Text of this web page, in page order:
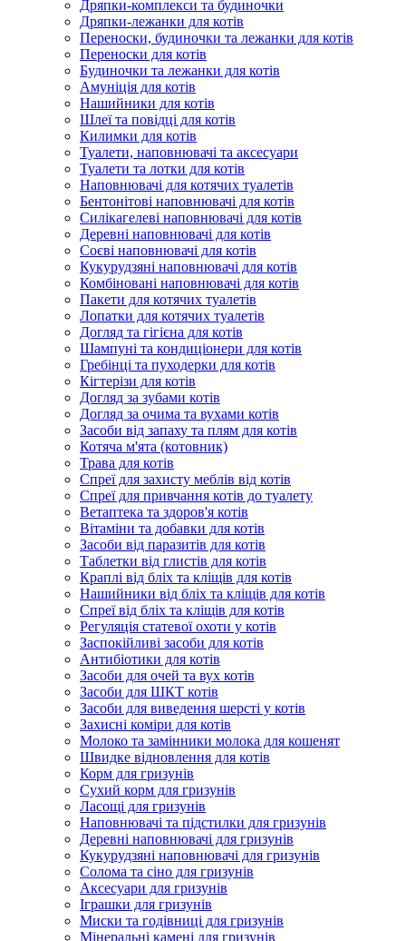
Дряпки-комплекси та будиночки
Дряпки-лежанки для котів
Переноски, будиночки та лежанки для котів
Переноски для котів
Будиночки та лежанки для котів
Амуніція для котів
Нашийники для котів
Шлеї та повідці для котів
Килимки для котів
Туалети, наповнювачі та аксесуари
Туалети та лотки для котів
Наповнювачі для котячих туалетів
Бентонітові наповнювачі для котів
Силікагелеві наповнювачі для котів
Деревні наповнювачі для котів
Соєві наповнювачі для котів
Кукурудзяні наповнювачі для котів
Комбіновані наповнювачі для котів
Пакети для котячих туалетів
Лопатки для котячих туалетів
Догляд та гігієна для котів
Шампуні та кондиціонери для котів
Гребінці та пуходерки для котів
Кігтерізи для котів
Догляд за зубами котів
Догляд за очима та вухами котів
Засоби від запаху та плям для котів
Котяча м'ята (котовник)
Трава для котів
Спреї для захисту меблів від котів
Спреї для привчання котів до туалету
Ветаптека та здоров'я котів
Вітаміни та добавки для котів
Засоби від паразитів для котів
Таблетки від глистів для котів
Краплі від бліх та кліщів для котів
Нашийники від бліх та кліщів для котів
Спреї від бліх та кліщів для котів
Регуляція статевої охоти у котів
Заспокійливі засоби для котів
Антибіотики для котів
Засоби для очей та вух котів
Засоби для ШКТ котів
Засоби для виведення шерсті у котів
Захисні коміри для котів
Молоко та замінники молока для кошенят
Швидке відновлення для котів
Корм для гризунів
Сухий корм для гризунів
Ласощі для гризунів
Наповнювачі та підстилки для гризунів
Деревні наповнювачі для гризунів
Кукурудзяні наповнювачі для гризунів
Солома та сіно для гризунів
Аксесуари для гризунів
Іграшки для гризунів
Миски та годівниці для гризунів
Мінеральні камені для гризунів